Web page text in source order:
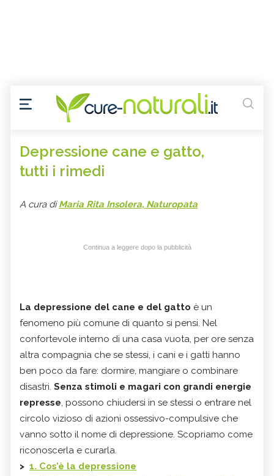
Depressione cane e gatto,
tutti i rimedi
A cura diMaria Rita Insolera, Naturopata
Continua a leggere dopo la pubblicità
La depressione del cane e del gatto è un
fenomeno più comune di quanto si pensi. Nel
confortevole interno di una casa vuota, per ore senza
altra compagnia che se stessi, i cani e i gatti hanno
ben poco da fare: dormire, mangiare o combinare
disastri. Senza stimoli e magari con grandi energie
represse, possono chiudersi in se stessi o entrare nel
circolo vizioso di azioni ossessivo-compulsive che
vanno sotto il nome di depressione. Scopriamo come
riconoscerla e curarla.
> 1. Cos’è la depressione